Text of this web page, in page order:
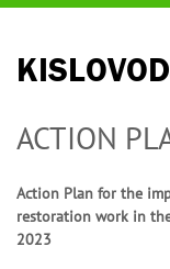
ACTION
Action Plan for the
restoration work in
2023